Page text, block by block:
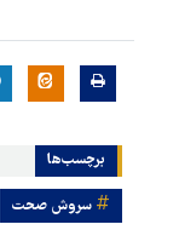
برچسب‌ها
سروش صحت